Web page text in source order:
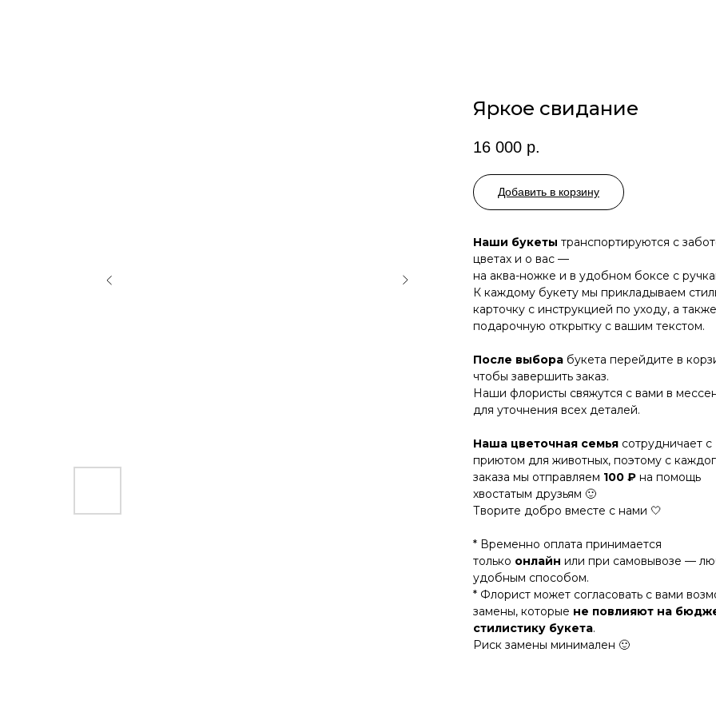
Яркое свидание
16 000 р.
Добавить в корзину
Наши букеты транспортируются с
цветах и о вас —
на аква-ножке и в удобном боксе с
К каждому букету мы прикладываем
карточку с инструкцией по уходу, а также
подарочную открытку с вашим текстом.
После выбора букета перейдите в
чтобы завершить заказ.
Наши флористы свяжутся с вами в
для уточнения всех деталей.
Наша цветочная семья сотрудничает с
приютом для животных, поэтому с
заказа мы отправляем 100 ₽ на помощь
хвостатым друзьям 🙂
Творите добро вместе с нами 🤍
* Временно оплата принимается
только онлайн или при самовывозе —
удобным способом.
* Флорист может согласовать с вами
замены, которые не повлияют на
стилистику букета.
Риск замены минимален 🙂